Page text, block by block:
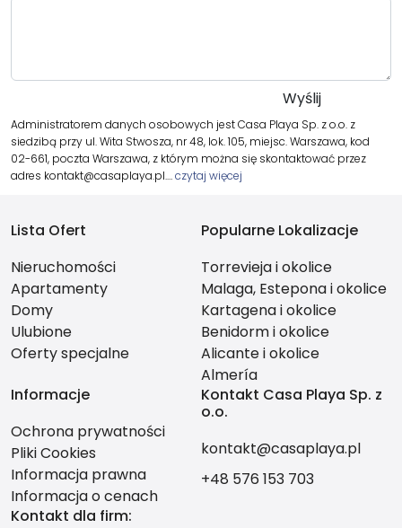
Administratorem danych osobowych jest Casa Playa Sp. z o.o. z
siedzibą przy ul. Wita Stwosza, nr 48, lok. 105, miejsc. Warszawa, kod
02-661, poczta Warszawa, z którym można się skontaktować przez
adres kontakt@casaplaya.pl.…czytaj więcej
Lista Ofert
Nieruchomości
Apartamenty
Domy
Ulubione
Oferty specjalne
Popularne Lokalizacje
Torrevieja i okolice
Malaga, Estepona i okolice
Kartagena i okolice
Benidorm i okolice
Alicante i okolice
Almería
Informacje
Ochrona prywatności
Pliki Cookies
Informacja prawna
Informacja o cenach
Kontakt Casa Playa Sp. z
o.o.
kontakt@casaplaya.pl
+48 576 153 703
Kontakt dla firm: